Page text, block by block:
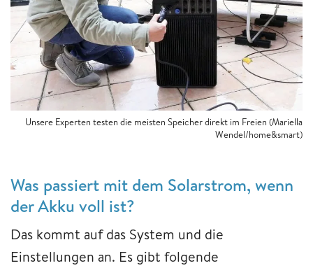
Unsere Experten testen die meisten Speicher direkt im Freien (Mariella
Wendel/home&smart)
Was passiert mit dem Solarstrom, wenn
der Akku voll ist?
Das kommt auf das System und die
Einstellungen an. Es gibt folgende